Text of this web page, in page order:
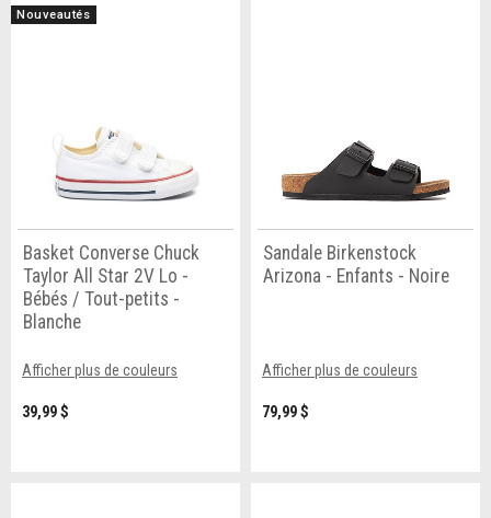
Nouveautés
Basket Converse Chuck
Taylor All Star 2V Lo -
Bébés / Tout-petits -
Blanche
Afficher plus de couleurs
39,99 $
Sandale Birkenstock
Arizona - Enfants - Noire
Afficher plus de couleurs
79,99 $